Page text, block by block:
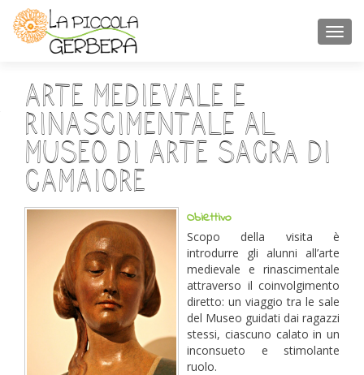
Arte medievale e
rinascimentale al
Museo di Arte Sacra di
Camaiore
Obiettivo
Scopo della visita è
introdurre gli alunni all’arte
medievale e rinascimentale
attraverso il coinvolgimento
diretto: un viaggio tra le sale
del Museo guidati dai ragazzi
stessi, ciascuno calato in un
inconsueto e stimolante
ruolo.